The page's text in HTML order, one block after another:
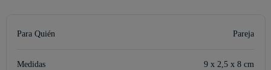
Para Quién Pareja
Medidas 9 x 2,5 x 8 cm